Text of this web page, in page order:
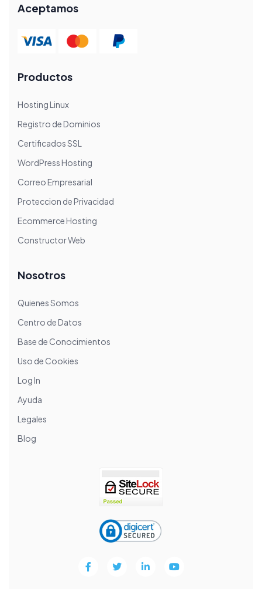
Aceptamos
Productos
Hosting Linux
Registro de Dominios
Certificados SSL
WordPress Hosting
Correo Empresarial
Proteccion de Privacidad
Ecommerce Hosting
Constructor Web
Nosotros
Quienes Somos
Centro de Datos
Base de Conocimientos
Uso de Cookies
Log In
Ayuda
Legales
Blog